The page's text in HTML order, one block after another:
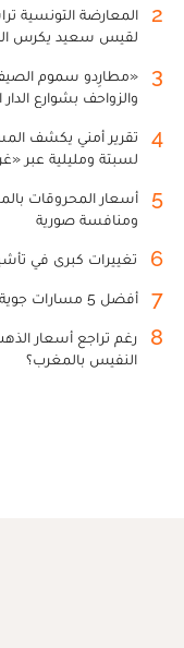
2
المعارضة التونسية
لقيس سعيد يكرس
3
«مطارِدو سموم
والزواحف بشوارع الدار
4
تقرير أمني يكشف
لسبتة ومليلية عبر
5
أسعار المحروقات
ومنافسة صورية
6 تغييرات كبرى في
7 أفضل 5 مسارات جوية بإفريقيا وأكثرها ازدحاما
8
رغم تراجع أسعار
النفيس بالمغرب؟